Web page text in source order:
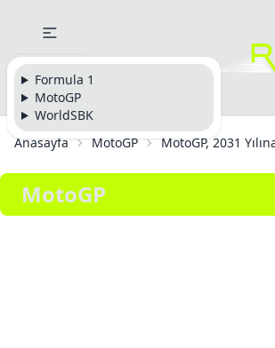
Formula 1
MotoGP
WorldSBK
Anasayfa
MotoGP MotoGP, 2031
MotoGP